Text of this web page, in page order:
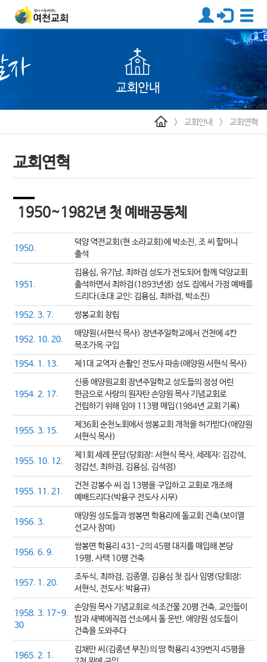
> 교회안내 > 교회연혁
교회연혁
1950~1982년 첫 예배공동체
1950.
덕양 역전교회(현 소라교회)에 박소진, 조 씨 할머니
출석
1951.
김용심, 유기남, 최하검 성도가 전도되어 함께 덕양교회
출석하면서 최하검(1893년생) 성도 집에서 가정 예배를
드리다(초대 교인: 김용심, 최하검, 박소진)
1952. 3. 7.
쌍봉교회 창립
1952. 10. 20.
애양원(서현식 목사) 장년주일학교에서 건천에 4칸
목조가옥 구입
1954. 1. 13.
제1대 교역자 손활인 전도사 파송(애양원 서현식 목사)
1954. 2. 17.
신풍 애양원교회 장년주일학교 성도들의 정성 어린
헌금으로 사랑의 원자탄 손양원 목사 기념교회로
건립하기 위해 임야 113평 매입(1984년 교회 기록)
1955. 3. 15.
제36회 순천노회에서 쌍봉교회 개척을 허가받다(애양원
서현식 목사)
1955. 10. 12.
제1회 세례 문답(당회장: 서현식 목사, 세례자: 김강석,
정갑선, 최하검, 김용심, 김석점)
1955. 11. 21.
건천 강봉수 씨 집 13평을 구입하고 교회로 개조해
예배드리다(박용구 전도사 시무)
1956. 3.
애양원 성도들과 쌍봉면 학용리에 돌교회 건축(보이열
선교사 참여)
1956. 6. 9.
쌍봉면 학용리 431-2의 45평 대지를 매입해 본당
19평, 사택 10평 건축
1957. 1. 20.
조두식, 최하검, 김종열, 김용심 첫 집사 임명(당회장:
서현식, 전도사: 박용규)
1958. 3. 17~9.
30
손양원 목사 기념교회로 석조건물 20평 건축, 교인들이
밤과 새벽에직접 선소에서 돌 운반, 애양원 성도들이
건축을 도와주다
1965. 2. 1.
김채만 씨(김종년 부친)의 땅 학용리 439번지 45평을